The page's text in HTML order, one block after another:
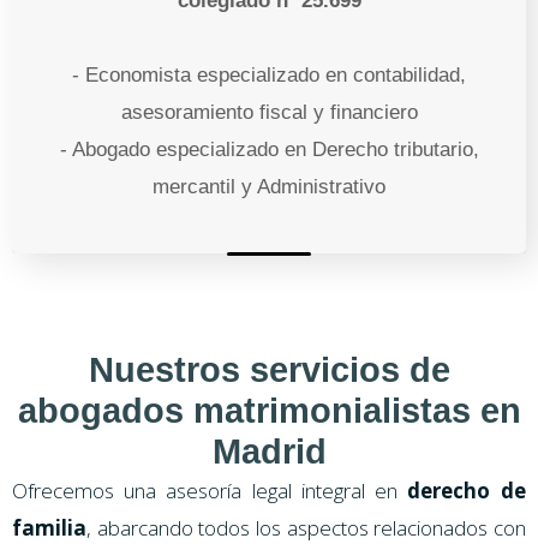
- Economista especializado en contabilidad,
asesoramiento fiscal y financiero
- Abogado especializado en Derecho tributario,
mercantil y Administrativo
Nuestros servicios de
abogados matrimonialistas en
Madrid
Ofrecemos una asesoría legal integral en derecho de
familia, abarcando todos los aspectos relacionados con